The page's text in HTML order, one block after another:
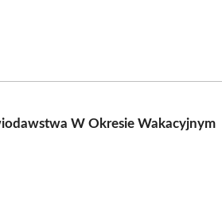
W Okresie Wakacyjnym